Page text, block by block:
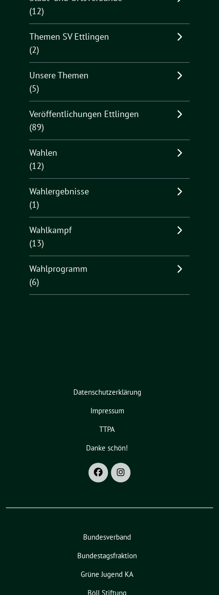
(12)
Themen SV Ettlingen
(2)
Unsere Themen
(5)
Veröffentlichungen Ettlingen
(89)
Wahlen
(12)
Wahlergebnisse
(1)
Wahlkampf
(13)
Wahlprogramm
(6)
Datenschutzerklärung
Impressum
TTPA
Danke schön!
Bundesverband
Bundestagsfraktion
Grüne Jugend KA
Böll Stiftung